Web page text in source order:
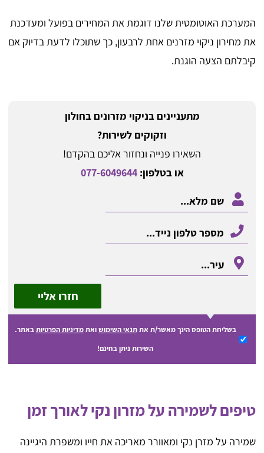
המערכת האוטומטית שלנו דוגמת את המחירים בפועל ומעדכנת
את מחירון ניקוי מזרנים אחת לרבעון, כך שתוכלו לדעת בדיוק אם
קיבלתם הצעה הוגנת.
מתעניינים בניקוי מזרונים בחולון
וזקוקים לשירות?
השאירו פנייה ונחזור אליכם בהקדם!
או בטלפון:077-6049644
חזרו אליי
בשליחת הטופס הינך מאשר/ת אתתנאי השימושואתמדיניות הפרטיותבאתר.
השירות ניתן בחינם!
טיפים לשמירה על מזרון נקי לאורך זמן
שמירה על מזרן נקי ומאוורר מאריכה את חייו ומשפרת היגיינה